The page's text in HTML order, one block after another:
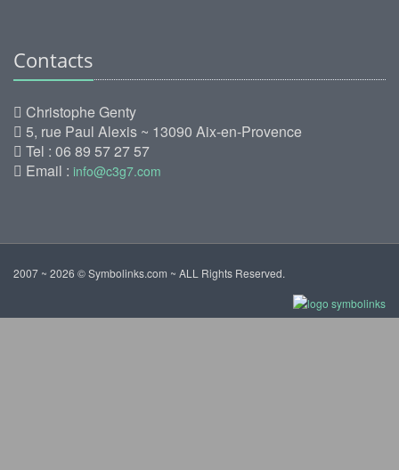
Contacts
Christophe Genty
5, rue Paul Alexis ~ 13090 Aix-en-Provence
Tel : 06 89 57 27 57
Email : info@c3g7.com
2007 ~ 2026 © Symbolinks.com ~ ALL Rights Reserved.